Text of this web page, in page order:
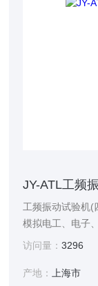
JY-ATL工频
工频振动试验机(
模拟电工、电子
物在运输过程中
访问量：3296
产地： 上海市